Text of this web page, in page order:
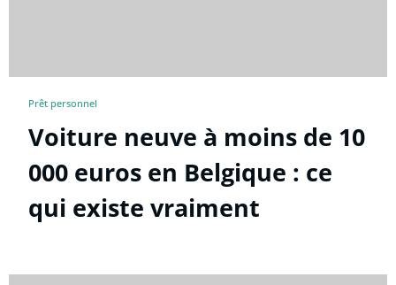
Prêt personnel
Voiture neuve à moins de 10
000 euros en Belgique : ce
qui existe vraiment